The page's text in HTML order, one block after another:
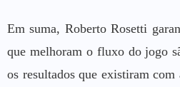
Em suma, Roberto Rosetti
que melhoram o fluxo do jogo
os resultados que existiram